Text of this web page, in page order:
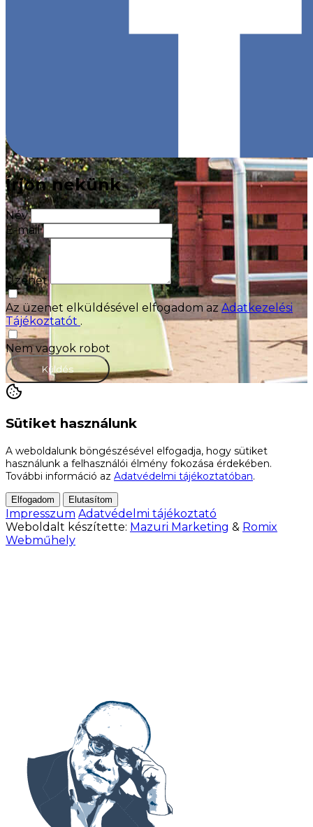
Írjon nekünk
Név
E-mail
Üzenet
Az üzenet elküldésével elfogadom az Adatkezelési
Tájékoztatót .
Nem vagyok robot
Küldés
Sütiket használunk
A weboldalunk böngészésével elfogadja, hogy sütiket
használunk a felhasználói élmény fokozása érdekében.
További információ az Adatvédelmi tájékoztatóban.
Elfogadom Elutasítom
Impresszum Adatvédelmi tájékoztató
Weboldalt készítette: Mazuri Marketing & Romix
Webműhely